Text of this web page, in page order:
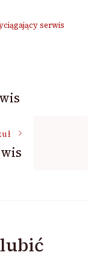
serwis